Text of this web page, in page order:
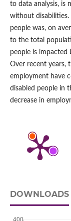
to data analysis, is
without
people was, on
to the total
people is impacted
Over recent years,
employment have
disabled people in
decrease in
DOWNLOADS